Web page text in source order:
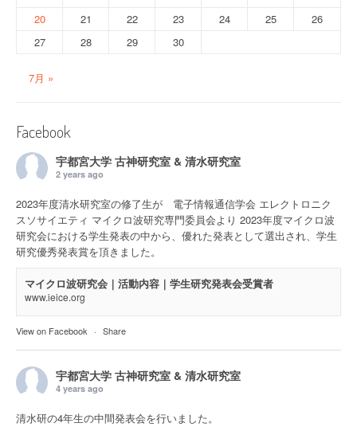
20
21 22 23 24 25
26
27
28 29 30
7月 »
Facebook
宇都宮大学 古神研究室 & 清水研究室
2 years ago
2023年度清水研究室の修了生が 電子情報通信学会 エレクトロニク
スソサイエティ マイクロ波研究専門委員会より 2023年度マイクロ波
研究会における学生発表の中から、優れた発表として選出され、学生
研究優秀発表賞を頂きました。
マイクロ波研究会｜活動内容｜学生研究発表会受賞者
www.ieice.org
View on Facebook · Share
宇都宮大学 古神研究室 & 清水研究室
4 years ago
清水研の4年生の中間発表会を行いました。